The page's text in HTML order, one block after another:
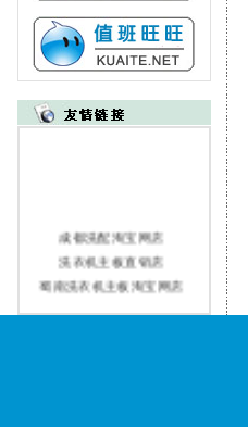
成都洗配淘宝网店
洗衣机主板直销店
蜀南洗衣机主板淘宝网店